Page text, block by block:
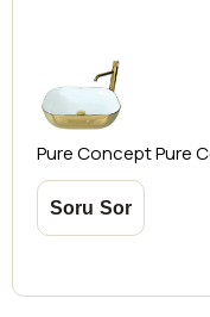
Pure ConceptPure